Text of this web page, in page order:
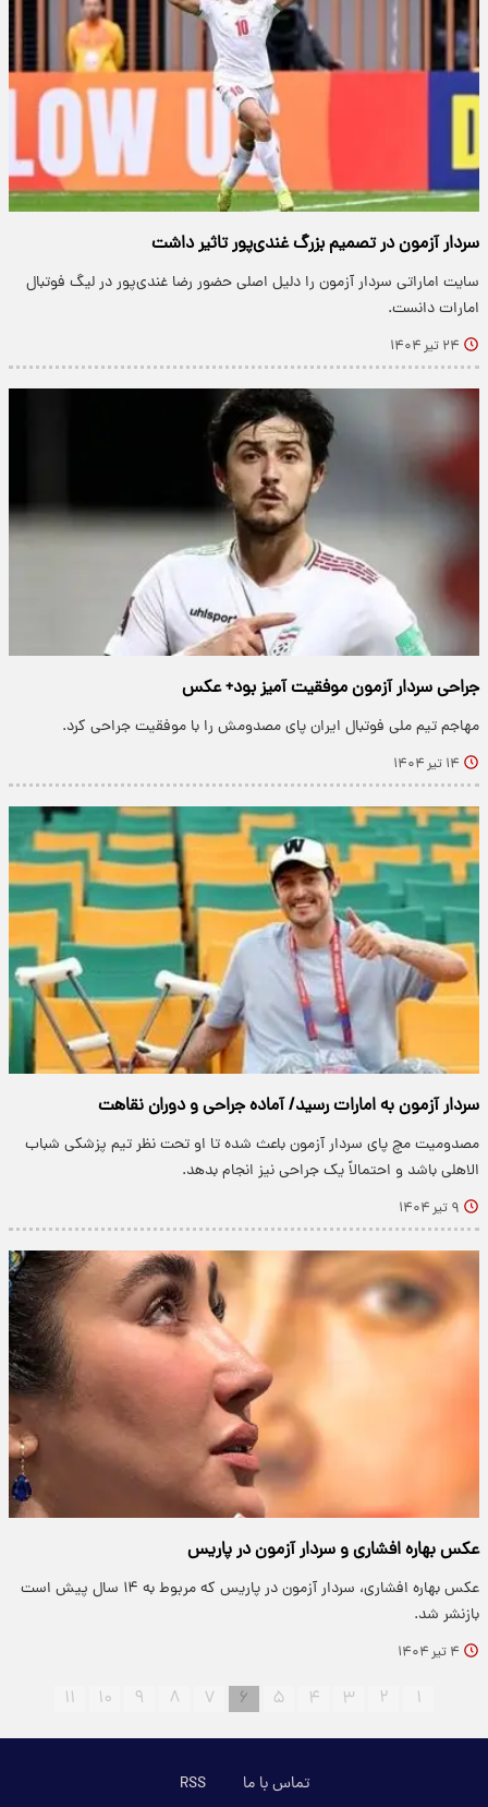
سردار آزمون در تصمیم بزرگ غندی‌پور تاثیر داشت
سایت اماراتی سردار آزمون را دلیل اصلی حضور رضا غندی‌پور در لیگ فوتبال
امارات دانست.
۲۴ تیر ۱۴۰۴
جراحی سردار آزمون موفقیت آمیز بود+ عکس
مهاجم تیم ملی فوتبال ایران پای مصدومش را با موفقیت جراحی کرد.
۱۴ تیر ۱۴۰۴
سردار آزمون به امارات رسید/ آماده جراحی و دوران نقاهت
مصدومیت مچ پای سردار آزمون باعث شده تا او تحت نظر تیم پزشکی شباب
الاهلی باشد و احتمالاً یک جراحی نیز انجام بدهد.
۹ تیر ۱۴۰۴
عکس بهاره افشاری و سردار آزمون در پاریس
عکس بهاره افشاری، سردار آزمون در پاریس که مربوط به ۱۴ سال پیش است
بازنشر شد.
۴ تیر ۱۴۰۴
۱ ۲ ۳ ۴ ۵ ۶ ۷ ۸ ۹ ۱۰ ۱۱
تماس با ما RSS